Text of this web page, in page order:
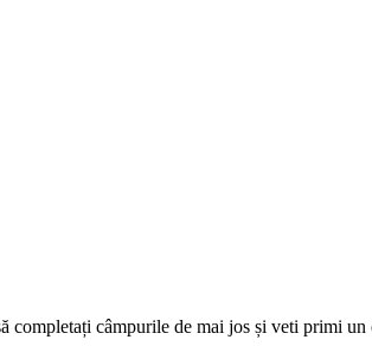
completați câmpurile de mai jos și veti primi